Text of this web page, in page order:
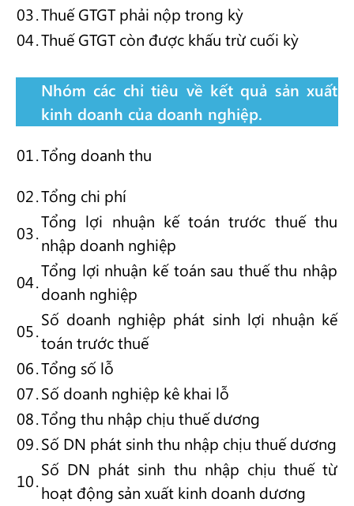
03.Thuế GTGT phải nộp trong kỳ
04.Thuế GTGT còn được khấu trừ cuối kỳ
Nhóm các chỉ tiêu về kết quả sản xuất
kinh doanh của doanh nghiệp.
01.Tổng doanh thu
02.Tổng chi phí
03.
Tổng lợi nhuận kế toán trước thuế thu
nhập doanh nghiệp
04.
Tổng lợi nhuận kế toán sau thuế thu nhập
doanh nghiệp
05.
Số doanh nghiệp phát sinh lợi nhuận kế
toán trước thuế
06.Tổng số lỗ
07.Số doanh nghiệp kê khai lỗ
08.Tổng thu nhập chịu thuế dương
09.Số DN phát sinh thu nhập chịu thuế dương
10.
Số DN phát sinh thu nhập chịu thuế từ
hoạt động sản xuất kinh doanh dương